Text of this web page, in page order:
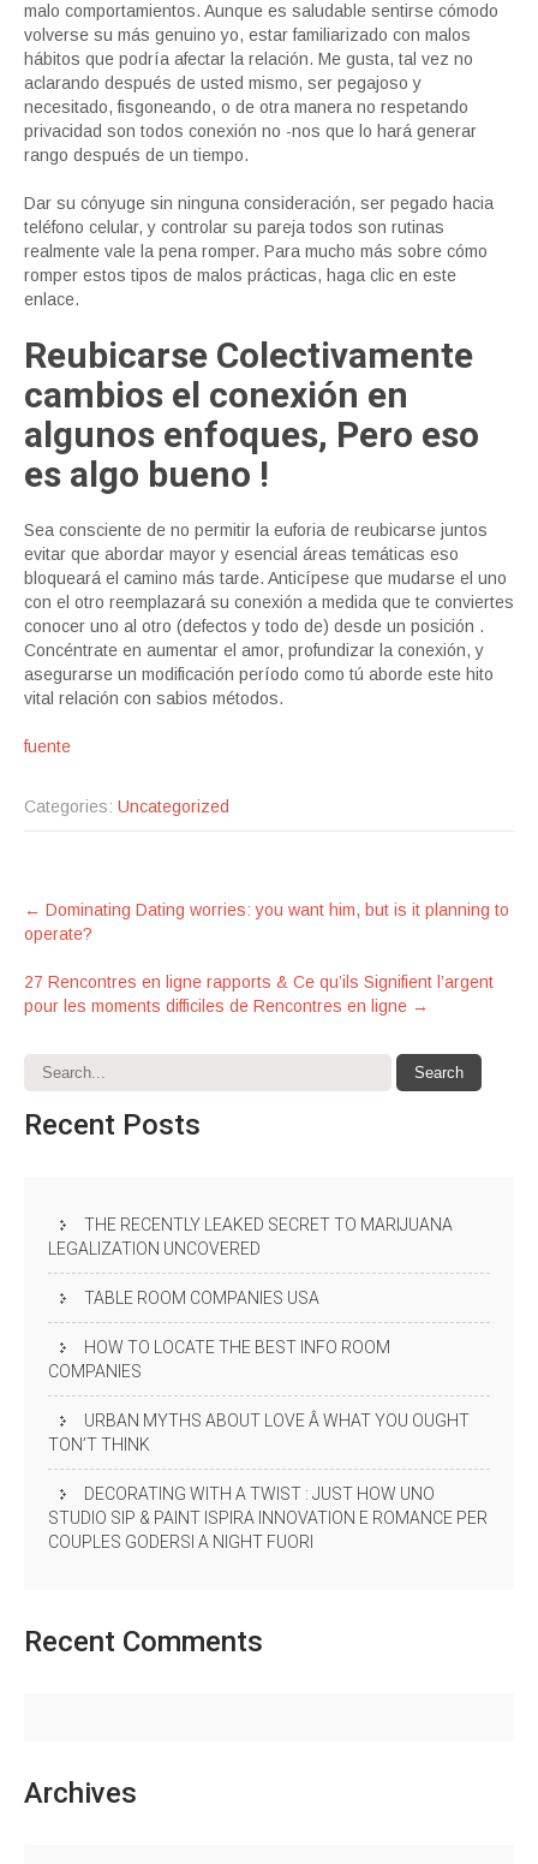
malo comportamientos. Aunque es saludable sentirse cómodo
volverse su más genuino yo, estar familiarizado con malos
hábitos que podría afectar la relación. Me gusta, tal vez no
aclarando después de usted mismo, ser pegajoso y
necesitado, fisgoneando, o de otra manera no respetando
privacidad son todos conexión no -nos que lo hará generar
rango después de un tiempo.
Dar su cónyuge sin ninguna consideración, ser pegado hacia
teléfono celular, y controlar su pareja todos son rutinas
realmente vale la pena romper. Para mucho más sobre cómo
romper estos tipos de malos prácticas, haga clic en este
enlace.
Reubicarse Colectivamente
cambios el conexión en
algunos enfoques, Pero eso
es algo bueno !
Sea consciente de no permitir la euforia de reubicarse juntos
evitar que abordar mayor y esencial áreas temáticas eso
bloqueará el camino más tarde. Anticípese que mudarse el uno
con el otro reemplazará su conexión a medida que te conviertes
conocer uno al otro (defectos y todo de) desde un posición .
Concéntrate en aumentar el amor, profundizar la conexión, y
asegurarse un modificación período como tú aborde este hito
vital relación con sabios métodos.
fuente
Categories: Uncategorized
Post
navigation
← Dominating Dating worries: you want him, but is it planning to
operate?
27 Rencontres en ligne rapports & Ce qu’ils Signifient l’argent
pour les moments difficiles de Rencontres en ligne →
Recent Posts
THE RECENTLY LEAKED SECRET TO MARIJUANA
LEGALIZATION UNCOVERED
TABLE ROOM COMPANIES USA
HOW TO LOCATE THE BEST INFO ROOM
COMPANIES
URBAN MYTHS ABOUT LOVE Â WHAT YOU OUGHT
TON’T THINK
DECORATING WITH A TWIST : JUST HOW UNO
STUDIO SIP & PAINT ISPIRA INNOVATION E ROMANCE PER
COUPLES GODERSI A NIGHT FUORI
Recent Comments
Archives